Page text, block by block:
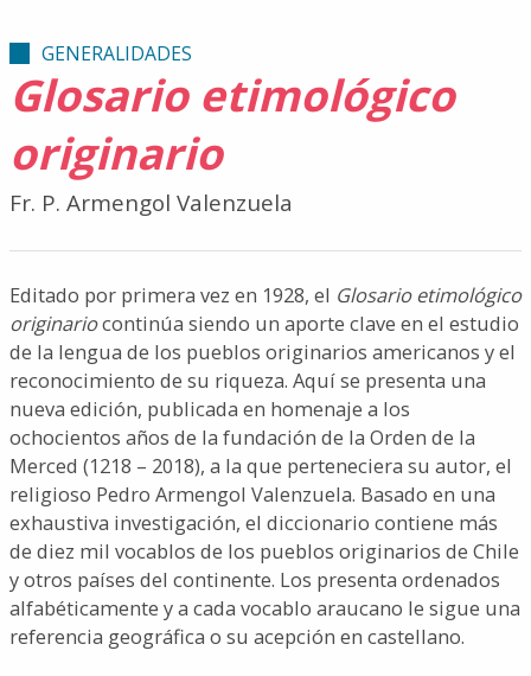
GENERALIDADES
Glosario etimológico
originario
Fr. P. Armengol Valenzuela
Editado por primera vez en 1928, el Glosario etimológico
originariocontinúa siendo un aporte clave en el estudio
de la lengua de los pueblos originarios americanos y el
reconocimiento de su riqueza. Aquí se presenta una
nueva edición, publicada en homenaje a los
ochocientos años de la fundación de la Orden de la
Merced (1218 – 2018), a la que perteneciera su autor, el
religioso Pedro Armengol Valenzuela. Basado en una
exhaustiva investigación, el diccionario contiene más
de diez mil vocablos de los pueblos originarios de Chile
y otros países del continente. Los presenta ordenados
alfabéticamente y a cada vocablo araucano le sigue una
referencia geográfica o su acepción en castellano.